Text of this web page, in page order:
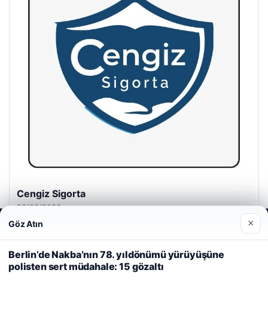
Cengiz Sigorta
23/06/2026
Web sitemizi nasıl kullandığınızı daha iyi anlayabilmek,
deneyiminizi kişiselleştirmek ve geliştirmek amacıyla çerezler
kullanıyoruz. Çerez Politikamız
Reddet Kabul Et
Göz Atın ×
Berlin’de Nakba’nın 78. yıldönümü yürüyüşüne
polisten sert müdahale: 15 gözaltı